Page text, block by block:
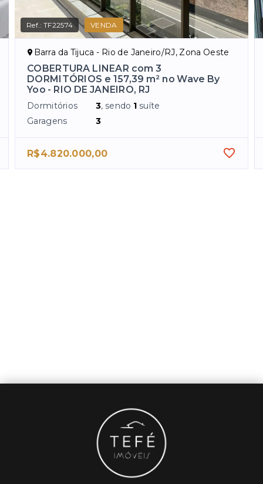
Ref.:TF22574 VENDA
Barra da Tijuca - Rio de Janeiro/RJ, Zona Oeste
COBERTURA LINEAR com 3
DORMITÓRIOS e 157,39 m² no Wave By
Yoo - RIO DE JANEIRO, RJ
Dormitórios 3, sendo 1 suíte
Garagens
3
R$4.820.000,00